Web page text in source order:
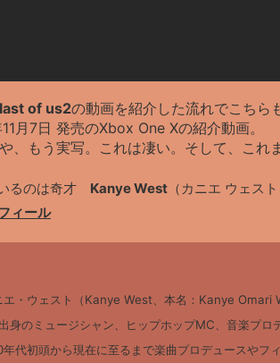
last of us2の動画を紹介した流れでこちら
月7日 発売のXbox One Xの紹介動画。
、もう実写。これは凄い。そして、これ
るのは奇才 Kanye West （カニエ ウェスト
ィール
エ・ウェスト（Kanye West、本名：Kanye Omari
身のミュージシャン、ヒップホップMC、音楽プロ
代初頭から現在に至るまで楽曲プロデュースやフ